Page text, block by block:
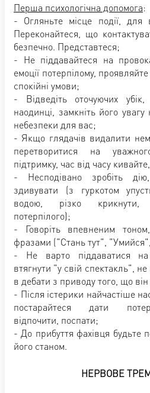
Перша психологічна допомога:
- Огляньте місце події, для
Переконайтеся, що
безпечно. Представтеся;
- Не піддавайтеся на
емоції потерпілому,
спокійні умови;
- Відведіть оточуючих
наодинці, замкніть його увагу
небезпеки для вас;
- Якщо глядачів видалити
перетворитися на
підтримку, час від часу
- Несподівано зробіть
здивувати (з гуркотом
водою, різко
потерпілого);
- Говоріть впевненим
фразами ("Стань тут",
- Не варто піддаватися на
втягнути "у свій спектакль",
в дебати з приводу того, що
- Після істерики найчастіше
постарайтеся дати
відпочити, поспати;
- До прибуття фахівця будьте
його станом.
НЕРВОВЕ